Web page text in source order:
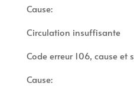
Cause:
Circulation insuffisante
Code erreur 106, cause et
Cause: